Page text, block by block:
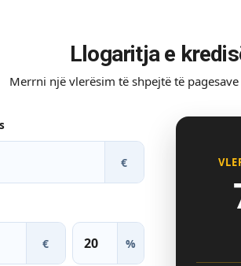
Llogaritja e
Merrni një vlerësim të shpejtë të
€
€ %